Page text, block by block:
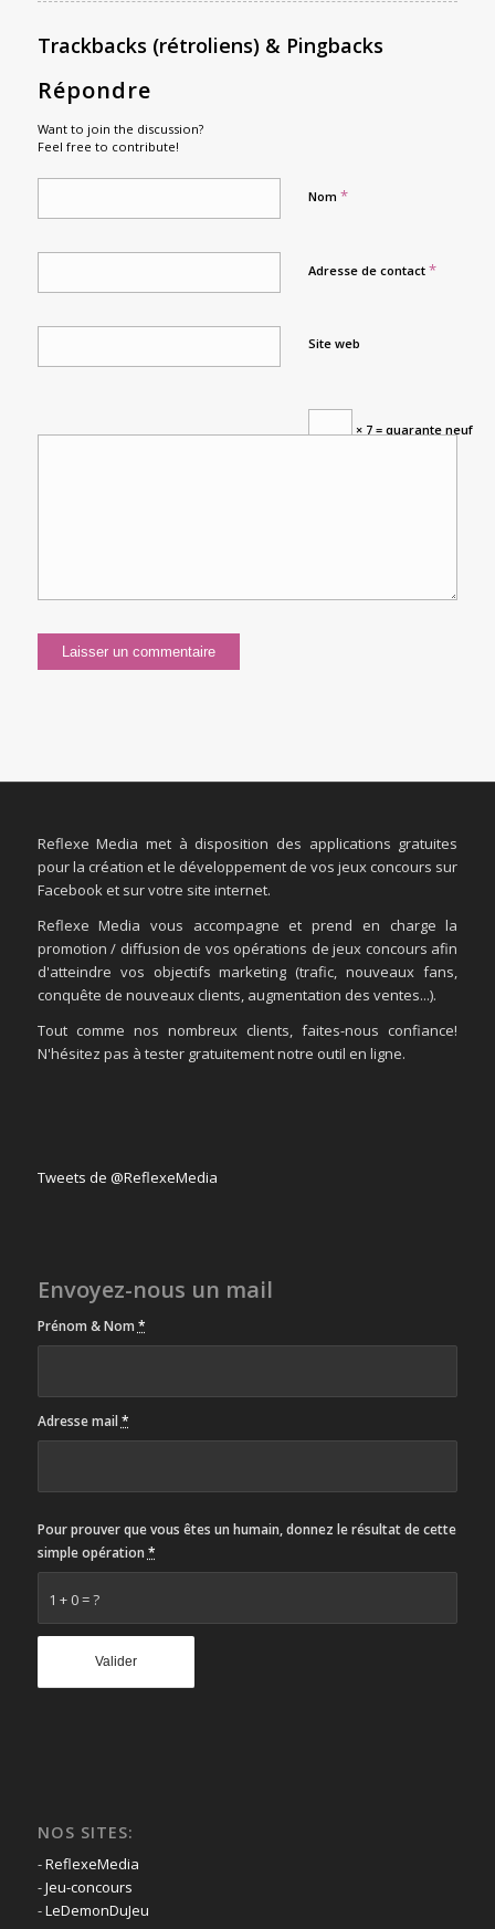
Trackbacks (rétroliens) & Pingbacks
Répondre
Want to join the discussion?
Feel free to contribute!
Nom *
Adresse de contact *
Site web
× 7 = quarante neuf
Reflexe Media met à disposition des applications gratuites
pour la création et le développement de vos jeux concours sur
Facebook et sur votre site internet.
Reflexe Media vous accompagne et prend en charge la
promotion / diffusion de vos opérations de jeux concours afin
d'atteindre vos objectifs marketing (trafic, nouveaux fans,
conquête de nouveaux clients, augmentation des ventes...).
Tout comme nos nombreux clients, faites-nous confiance!
N'hésitez pas à tester gratuitement notre outil en ligne.
Tweets de @ReflexeMedia
Envoyez-nous un mail
Prénom & Nom *
Adresse mail *
1 + 0 = ?
Pour prouver que vous êtes un humain, donnez le résultat de cette
simple opération *
NOS SITES:
-ReflexeMedia
-Jeu-concours
-LeDemonDuJeu